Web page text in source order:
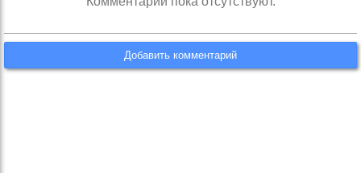
Добавить комментарий